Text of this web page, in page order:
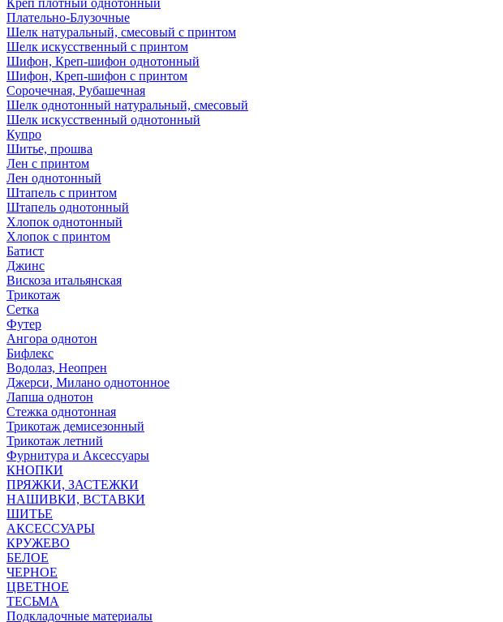
Креп плотный однотонный
Плательно-Блузочные
Шелк натуральный, смесовый с принтом
Шелк искусственный с принтом
Шифон, Креп-шифон однотонный
Шифон, Креп-шифон с принтом
Сорочечная, Рубашечная
Шелк однотонный натуральный, смесовый
Шелк искусственный однотонный
Купро
Шитье, прошва
Лен с принтом
Лен однотонный
Штапель с принтом
Штапель однотонный
Хлопок однотонный
Хлопок с принтом
Батист
Джинс
Вискоза итальянская
Трикотаж
Сетка
Футер
Ангора однотон
Бифлекс
Водолаз, Неопрен
Джерси, Милано однотонное
Лапша однотон
Стежка однотонная
Трикотаж демисезонный
Трикотаж летний
Фурнитура и Аксессуары
КНОПКИ
ПРЯЖКИ, ЗАСТЕЖКИ
НАШИВКИ, ВСТАВКИ
ШИТЬЕ
АКСЕССУАРЫ
КРУЖЕВО
БЕЛОЕ
ЧЕРНОЕ
ЦВЕТНОЕ
ТЕСЬМА
Подкладочные материалы